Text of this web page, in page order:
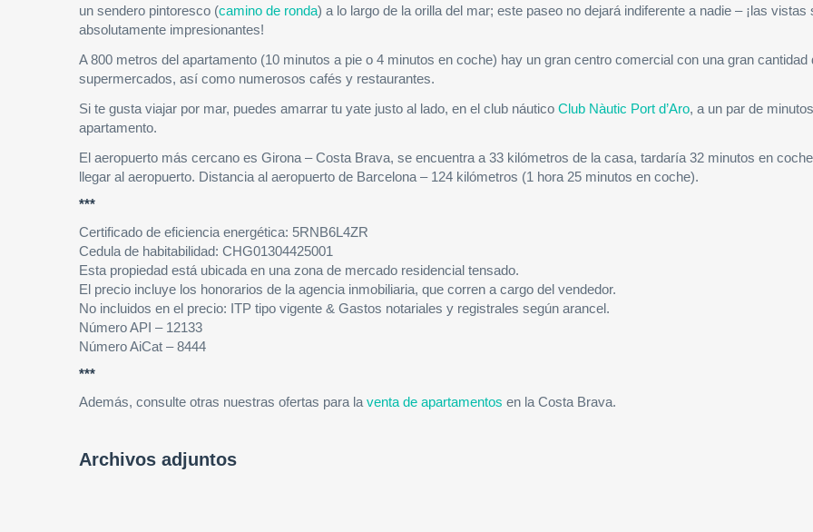
un sendero pintoresco (camino de ronda) a lo largo de la orilla del mar; este paseo no dejará indiferente a nadie – ¡las vistas
absolutamente impresionantes!
A 800 metros del apartamento (10 minutos a pie o 4 minutos en coche) hay un gran centro comercial con una gran cantidad
supermercados, así como numerosos cafés y restaurantes.
Si te gusta viajar por mar, puedes amarrar tu yate justo al lado, en el club náutico Club Nàutic Port d’Aro, a un par de
apartamento.
El aeropuerto más cercano es Girona – Costa Brava, se encuentra a 33 kilómetros de la casa, tardaría 32 minutos en
llegar al aeropuerto. Distancia al aeropuerto de Barcelona – 124 kilómetros (1 hora 25 minutos en coche).
***
Certificado de eficiencia energética: 5RNB6L4ZR
Cedula de habitabilidad: CHG01304425001
Esta propiedad está ubicada en una zona de mercado residencial tensado.
El precio incluye los honorarios de la agencia inmobiliaria, que corren a cargo del vendedor.
No incluidos en el precio: ITP tipo vigente & Gastos notariales y registrales según arancel.
Número API – 12133
Número AiCat – 8444
***
Además, consulte otras nuestras ofertas para la venta de apartamentos en la Costa Brava.
Archivos adjuntos